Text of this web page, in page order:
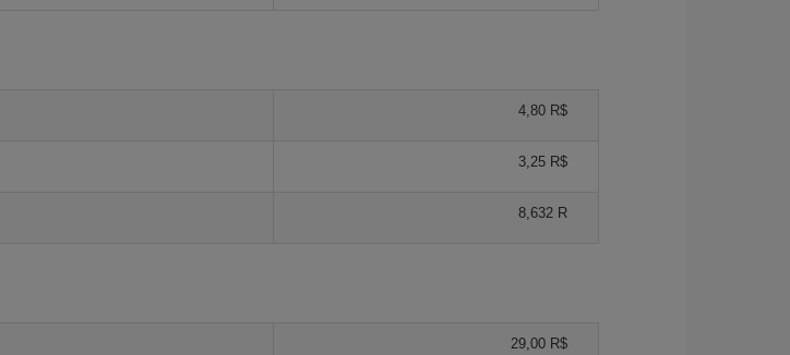
4,80 R$
3,25 R$
8,632 R
29,00 R$